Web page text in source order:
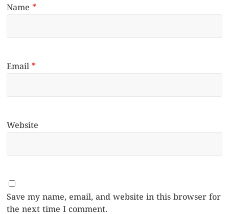
Name*
Email*
Website
Save my name, email, and website in this browser for
the next time I comment.